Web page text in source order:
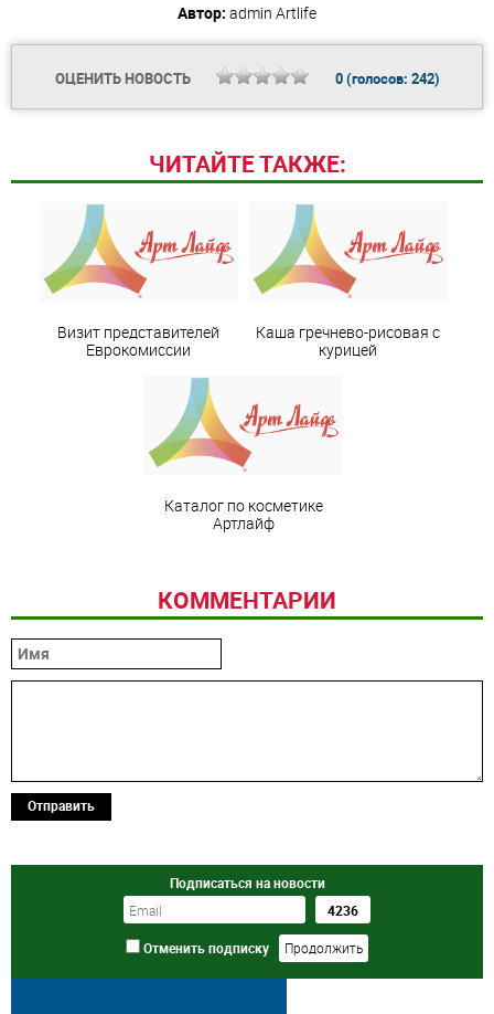
Автор: admin Artlife
ОЦЕНИТЬ НОВОСТЬ 0(голосов: 242)
ЧИТАЙТЕ ТАКЖЕ:
Визит представителей
Еврокомиссии
Каша гречнево-рисовая с
курицей
Каталог по косметике
Артлайф
КОММЕНТАРИИ
Отправить
Подписаться на новости
Отменить подписку